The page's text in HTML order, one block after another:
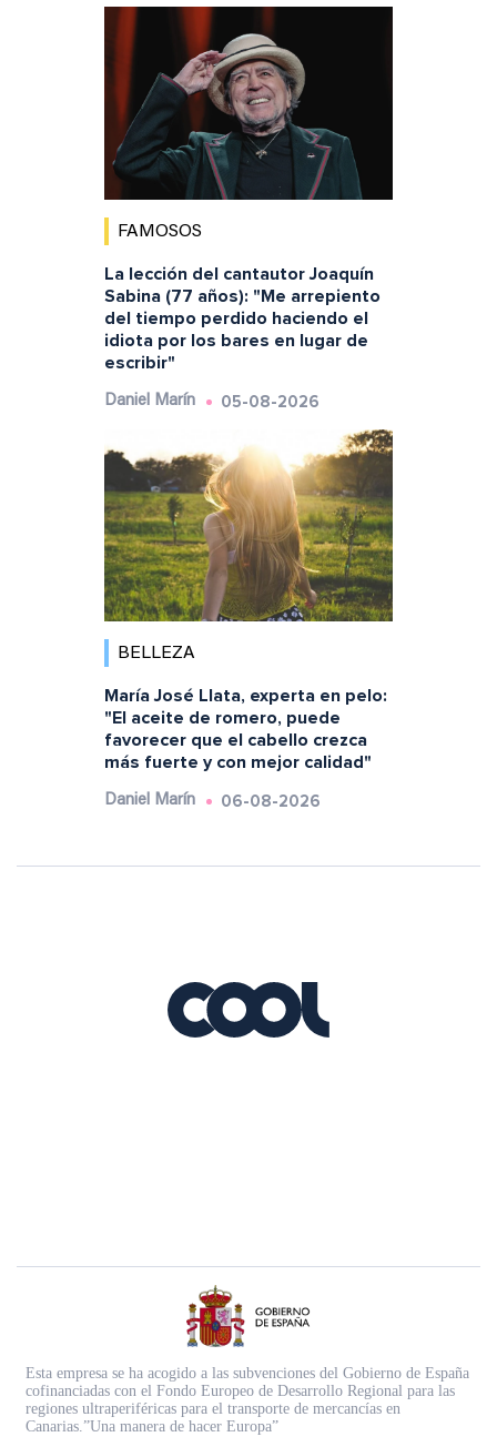
FAMOSOS
La lección del cantautor Joaquín
Sabina (77 años): "Me arrepiento
del tiempo perdido haciendo el
idiota por los bares en lugar de
escribir"
Daniel Marín 05-08-2026
BELLEZA
María José Llata, experta en pelo:
"El aceite de romero, puede
favorecer que el cabello crezca
más fuerte y con mejor calidad"
Daniel Marín 06-08-2026
Esta empresa se ha acogido a las subvenciones del Gobierno de España
cofinanciadas con el Fondo Europeo de Desarrollo Regional para las
regiones ultraperiféricas para el transporte de mercancías en
Canarias.”Una manera de hacer Europa”